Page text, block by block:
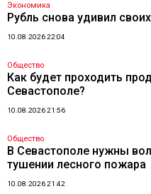
Экономика
Рубль снова удивил
10.08.2026 22:04
Общество
Как будет проходить
Севастополе?
10.08.2026 21:56
Общество
В Севастополе нужны
тушении лесного пожара
10.08.2026 21:42